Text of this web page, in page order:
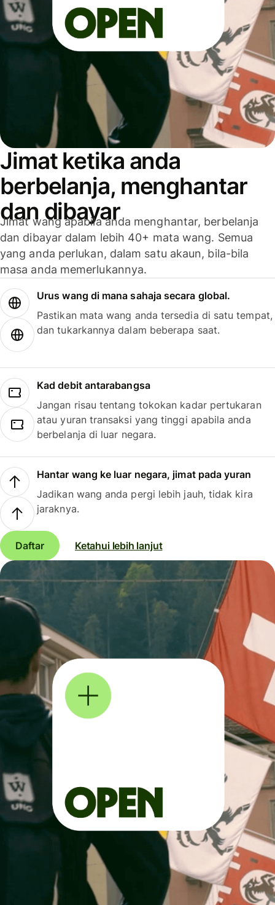
Jimat ketika anda
berbelanja, menghantar
dan dibayar
Jimat wang apabila anda menghantar, berbelanja
dan dibayar dalam lebih 40+ mata wang. Semua
yang anda perlukan, dalam satu akaun, bila-bila
masa anda memerlukannya.
Urus wang di mana sahaja secara global.
Pastikan mata wang anda tersedia di satu tempat,
dan tukarkannya dalam beberapa saat.
Kad debit antarabangsa
Jangan risau tentang tokokan kadar pertukaran
atau yuran transaksi yang tinggi apabila anda
berbelanja di luar negara.
Hantar wang ke luar negara, jimat pada yuran
Jadikan wang anda pergi lebih jauh, tidak kira
jaraknya.
Daftar Ketahui lebih lanjut